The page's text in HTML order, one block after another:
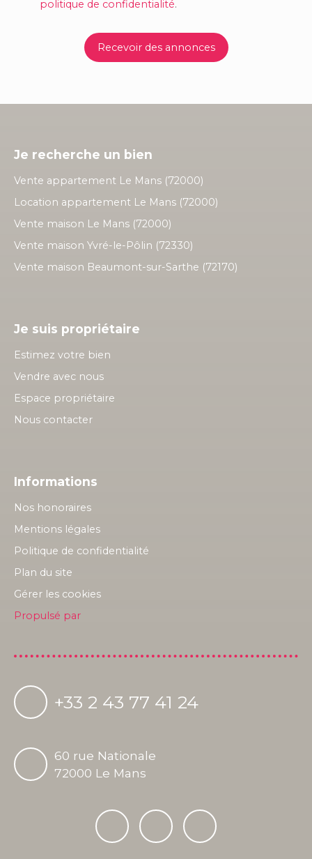
politique de confidentialité.
Recevoir des annonces
Je recherche un bien
Vente appartement Le Mans (72000)
Location appartement Le Mans (72000)
Vente maison Le Mans (72000)
Vente maison Yvré-le-Pôlin (72330)
Vente maison Beaumont-sur-Sarthe (72170)
Je suis propriétaire
Estimez votre bien
Vendre avec nous
Espace propriétaire
Nous contacter
Informations
Nos honoraires
Mentions légales
Politique de confidentialité
Plan du site
Gérer les cookies
Propulsé par
+33 2 43 77 41 24
60 rue Nationale
72000 Le Mans